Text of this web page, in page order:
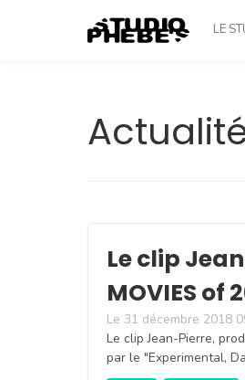
LE
Le clip
MOVIES of
Le 31 décembre 2018
Le clip Jean-Pierre,
par le "Experimental,